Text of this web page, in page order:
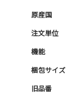
原産国
注文単位
機能
梱包サイズ
旧品番